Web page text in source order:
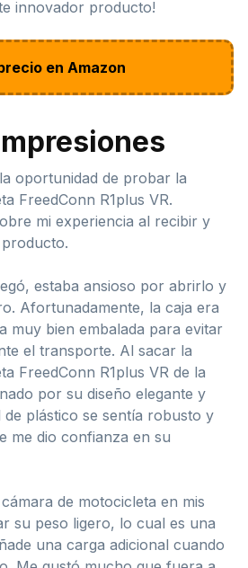
innovador producto!
en Amazon
oportunidad de probar la
FreedConn R1plus VR.
mi experiencia al recibir y
estaba ansioso por abrirlo y
Afortunadamente, la caja era
muy bien embalada para evitar
el transporte. Al sacar la
FreedConn R1plus VR de la
por su diseño elegante y
de plástico se sentía robusto y
me dio confianza en su
de motocicleta en mis
su peso ligero, lo cual es una
una carga adicional cuando